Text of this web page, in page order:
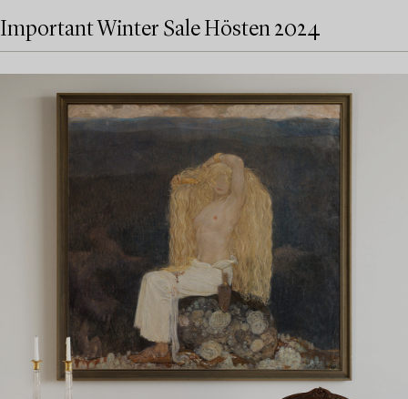
Important Winter Sale Hösten 2024